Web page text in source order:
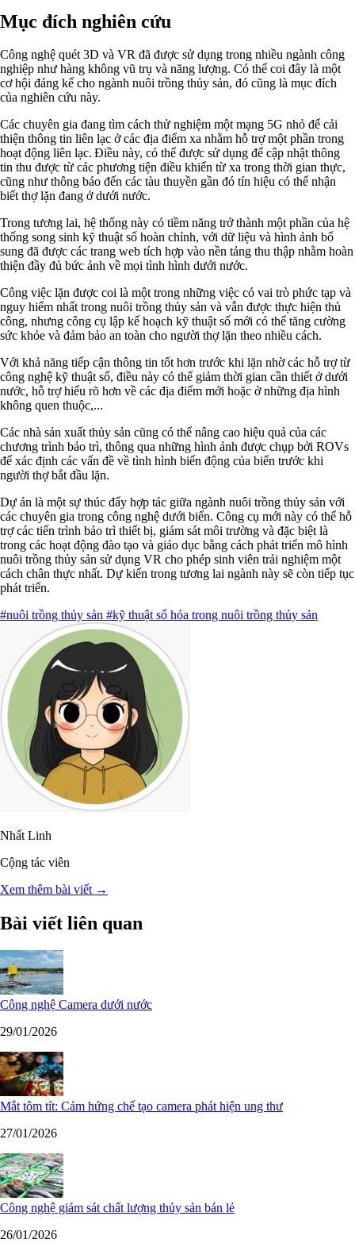
Mục đích nghiên cứu
Công nghệ quét 3D và VR đã được sử dụng trong nhiều ngành công
nghiệp như hàng không vũ trụ và năng lượng. Có thể coi đây là một
cơ hội đáng kể cho ngành nuôi trồng thủy sản, đó cũng là mục đích
của nghiên cứu này.
Các chuyên gia đang tìm cách thử nghiệm một mạng 5G nhỏ để cải
thiện thông tin liên lạc ở các địa điểm xa nhằm hỗ trợ một phần trong
hoạt động liên lạc. Điều này, có thể được sử dụng để cập nhật thông
tin thu được từ các phương tiện điều khiển từ xa trong thời gian thực,
cũng như thông báo đến các tàu thuyền gần đó tín hiệu có thể nhận
biết thợ lặn đang ở dưới nước.
Trong tương lai, hệ thống này có tiềm năng trở thành một phần của hệ
thống song sinh kỹ thuật số hoàn chỉnh, với dữ liệu và hình ảnh bổ
sung đã được các trang web tích hợp vào nền tảng thu thập nhằm hoàn
thiện đầy đủ bức ảnh về mọi tình hình dưới nước.
Công việc lặn được coi là một trong những việc có vai trò phức tạp và
nguy hiểm nhất trong nuôi trồng thủy sản và vẫn được thực hiện thủ
công, nhưng công cụ lập kế hoạch kỹ thuật số mới có thể tăng cường
sức khỏe và đảm bảo an toàn cho người thợ lặn theo nhiều cách.
Với khả năng tiếp cận thông tin tốt hơn trước khi lặn nhờ các hỗ trợ từ
công nghệ kỹ thuật số, điều này có thể giảm thời gian cần thiết ở dưới
nước, hỗ trợ hiểu rõ hơn về các địa điểm mới hoặc ở những địa hình
không quen thuộc,...
Các nhà sản xuất thủy sản cũng có thể nâng cao hiệu quả của các
chương trình bảo trì, thông qua những hình ảnh được chụp bởi ROVs
để xác định các vấn đề về tình hình biến động của biển trước khi
người thợ bắt đầu lặn.
Dự án là một sự thúc đẩy hợp tác giữa ngành nuôi trồng thủy sản với
các chuyên gia trong công nghệ dưới biển. Công cụ mới này có thể hỗ
trợ các tiến trình bảo trì thiết bị, giám sát môi trường và đặc biệt là
trong các hoạt động đào tạo và giáo dục bằng cách phát triển mô hình
nuôi trồng thủy sản sử dụng VR cho phép sinh viên trải nghiệm một
cách chân thực nhất. Dự kiến trong tương lai ngành này sẽ còn tiếp tục
phát triển.
#nuôi trồng thủy sản #kỹ thuật số hóa trong nuôi trồng thủy sản
Nhất Linh
Cộng tác viên
Xem thêm bài viết →
Bài viết liên quan
Công nghệ Camera dưới nước
29/01/2026
Mắt tôm tít: Cảm hứng chế tạo camera phát hiện ung thư
27/01/2026
Công nghệ giám sát chất lượng thủy sản bán lẻ
26/01/2026